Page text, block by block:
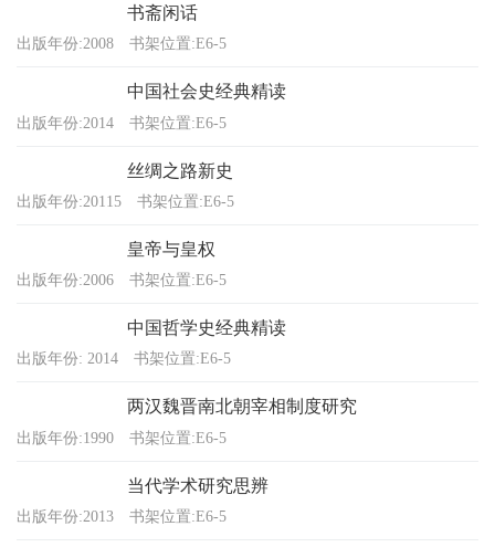
书斋闲话
出版年份:2008 书架位置:E6-5
中国社会史经典精读
出版年份:2014 书架位置:E6-5
丝绸之路新史
出版年份:20115 书架位置:E6-5
皇帝与皇权
出版年份:2006 书架位置:E6-5
中国哲学史经典精读
出版年份: 2014 书架位置:E6-5
两汉魏晋南北朝宰相制度研究
出版年份:1990 书架位置:E6-5
当代学术研究思辨
出版年份:2013 书架位置:E6-5